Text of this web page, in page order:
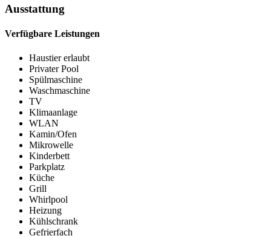
Ausstattung
Verfügbare Leistungen
Haustier erlaubt
Privater Pool
Spülmaschine
Waschmaschine
TV
Klimaanlage
WLAN
Kamin/Ofen
Mikrowelle
Kinderbett
Parkplatz
Küche
Grill
Whirlpool
Heizung
Kühlschrank
Gefrierfach